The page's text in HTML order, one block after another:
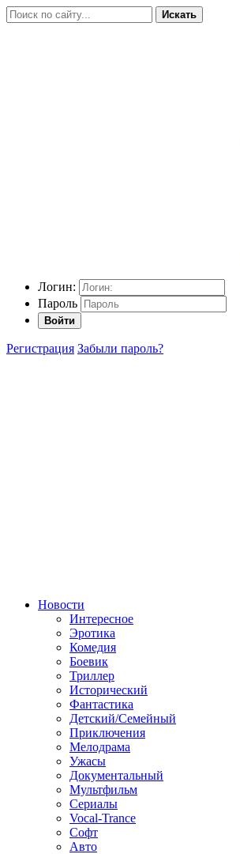
Искать
Логин:
Пароль
Войти
Регистрация Забыли пароль?
Новости
Интересное
Эротика
Комедия
Боевик
Триллер
Исторический
Фантастика
Детский/Семейный
Приключения
Мелодрама
Ужасы
Документальный
Мультфильм
Сериалы
Vocal-Trance
Софт
Авто